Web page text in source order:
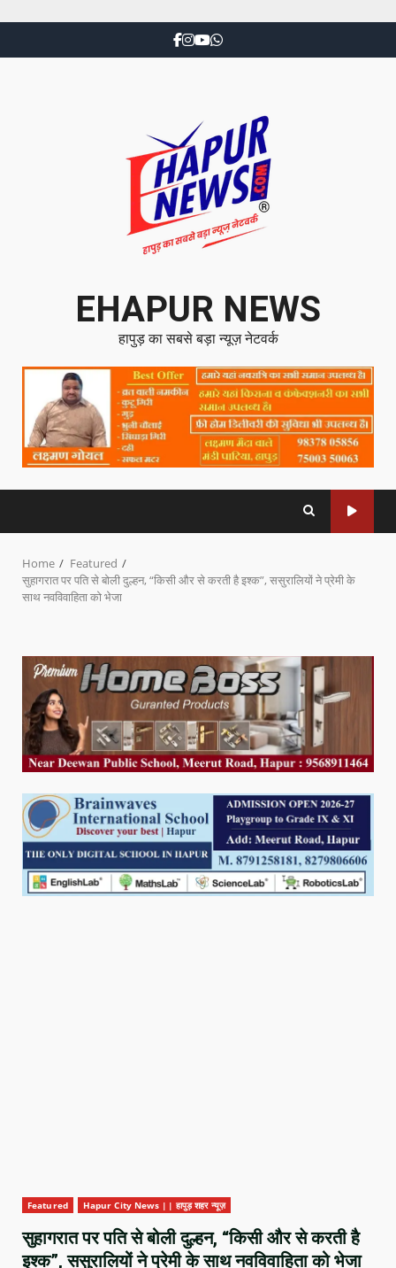
EHAPUR NEWS
हापुड़ का सबसे बड़ा न्यूज़ नेटवर्क
Home
Featured
सुहागरात पर पति से बोली दुल्हन, “किसी और से करती है इश्क”, ससुरालियों ने प्रेमी के
साथ नवविवाहिता को भेजा
Featured Hapur City News || हापुड़ शहर न्यूज़
सुहागरात पर पति से बोली दुल्हन, “किसी और से करती है
इश्क”, ससुरालियों ने प्रेमी के साथ नवविवाहिता को भेजा